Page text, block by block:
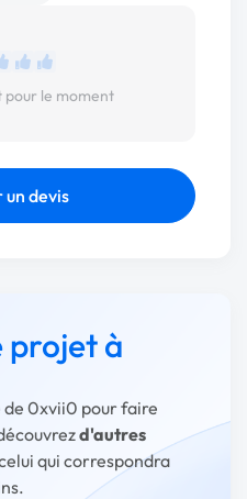
pour le moment
un devis
projet à
de 0xvii0 pour faire
d'autres
qui correspondra